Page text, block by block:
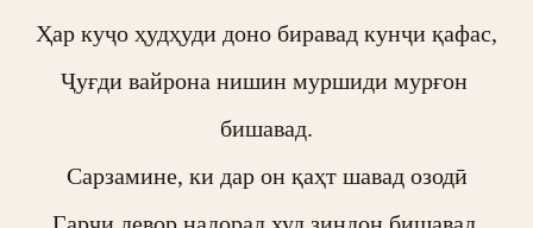
Ҳар куҷо ҳудҳуди доно биравад кунҷи қафас,
Ҷуғди вайрона нишин муршиди мурғон
бишавад.
Сарзамине, ки дар он қаҳт шавад озодӣ